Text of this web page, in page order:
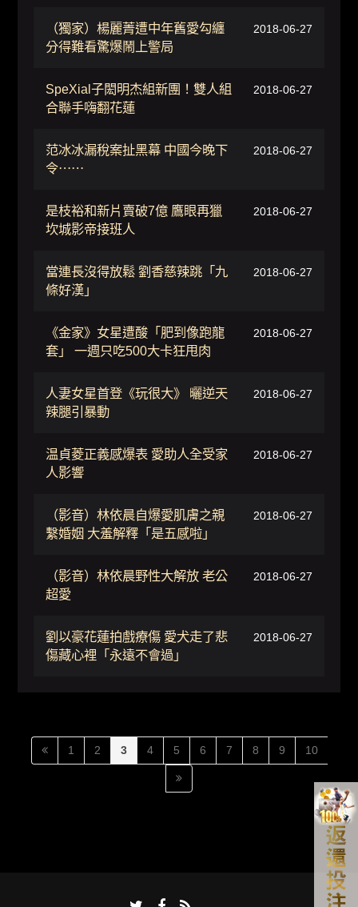
2018-06-27
（獨家）楊麗菁遭中年舊愛勾纏
分得難看驚爆鬧上警局
2018-06-27
SpeXial子閎明杰組新團！雙人組
合聯手嗨翻花蓮
2018-06-27
范冰冰漏稅案扯黑幕 中國今晚下
令⋯⋯
2018-06-27
是枝裕和新片賣破7億 鷹眼再獵
坎城影帝接班人
2018-06-27
當連長沒得放鬆 劉香慈辣跳「九
條好漢」
2018-06-27
《金家》女星遭酸「肥到像跑龍
套」 一週只吃500大卡狂甩肉
2018-06-27
人妻女星首登《玩很大》 曬逆天
辣腿引暴動
2018-06-27
温貞菱正義感爆表 愛助人全受家
人影響
2018-06-27
（影音）林依晨自爆愛肌膚之親
繫婚姻 大羞解釋「是五感啦」
2018-06-27
（影音）林依晨野性大解放 老公
超愛
2018-06-27
劉以豪花蓮拍戲療傷 愛犬走了悲
傷藏心裡「永遠不會過」
1 2 3 4 5 6 7 8 9 10